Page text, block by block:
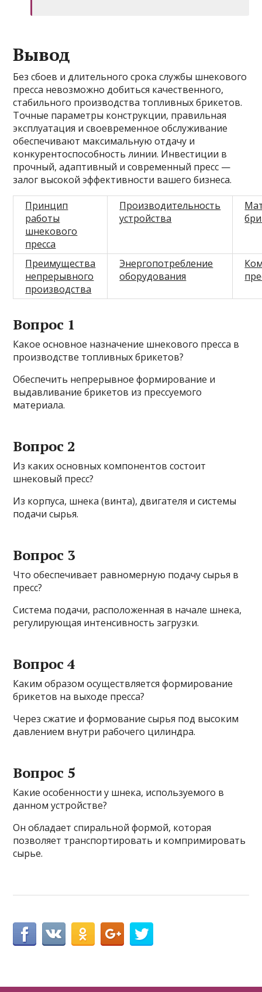
Вывод
Без сбоев и длительного срока службы шнекового
пресса невозможно добиться качественного,
стабильного производства топливных брикетов.
Точные параметры конструкции, правильная
эксплуатация и своевременное обслуживание
обеспечивают максимальную отдачу и
конкурентоспособность линии. Инвестиции в
прочный, адаптивный и современный пресс —
залог высокой эффективности вашего бизнеса.
Принцип
работы
шнекового
пресса
Производительность
устройства
Преимущества
непрерывного
производства
Энергопотребление
оборудования
Вопрос 1
Какое основное назначение шнекового пресса в
производстве топливных брикетов?
Обеспечить непрерывное формирование и
выдавливание брикетов из прессуемого
материала.
Вопрос 2
Из каких основных компонентов состоит
шнековый пресс?
Из корпуса, шнека (винта), двигателя и системы
подачи сырья.
Вопрос 3
Что обеспечивает равномерную подачу сырья в
пресс?
Система подачи, расположенная в начале шнека,
регулирующая интенсивность загрузки.
Вопрос 4
Каким образом осуществляется формирование
брикетов на выходе пресса?
Через сжатие и формование сырья под высоким
давлением внутри рабочего цилиндра.
Вопрос 5
Какие особенности у шнека, используемого в
данном устройстве?
Он обладает спиральной формой, которая
позволяет транспортировать и компримировать
сырье.